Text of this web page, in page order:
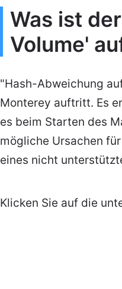
Was ist
Volume'
"Hash-Abweichung
Monterey auftritt. Es
es beim Starten des
mögliche Ursachen
eines nicht
Klicken Sie auf die